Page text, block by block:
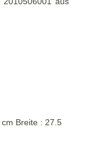
Breite : 27.5